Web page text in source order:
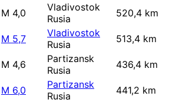
M 4,0
Vladivostok
Rusia
520,4 km
M 5,7
Vladivostok
Rusia
513,4 km
M 4,6
Partizansk
Rusia
436,4 km
M 6,0
Partizansk
Rusia
441,2 km